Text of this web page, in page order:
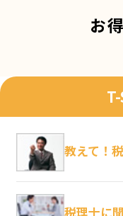
お
教えて！
税理士に